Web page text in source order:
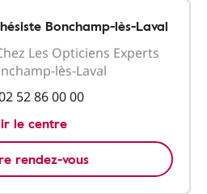
Bonchamp-lès-Laval
Les Opticiens Experts
lès-Laval
52 86 00 00
le centre
rendez-vous